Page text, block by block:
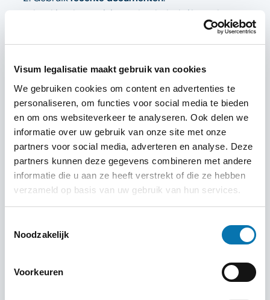
Visum legalisatie maakt gebruik van cookies
We gebruiken cookies om content en advertenties te
personaliseren, om functies voor social media te bieden
en om ons websiteverkeer te analyseren. Ook delen we
informatie over uw gebruik van onze site met onze
partners voor social media, adverteren en analyse. Deze
partners kunnen deze gegevens combineren met andere
informatie die u aan ze heeft verstrekt of die ze hebben
verzameld op basis van uw gebruik van hun services.
Noodzakelijk
Voorkeuren
boekingsbevestigingen, bankafschriften of
verzekeringsbewijzen mogen niet ouder zijn dan 30
dagen.
meerdere platformen tegelijk aan, dat kan zorgen
voor afwijzing.
Planruim van tevoren: vraag je visum minimaal 2
weken voor vertrek aan, meer bij non-immigrant
types.
Wees
nauwkeurig
: elke fout (zoals verkeerde
datums of spelfouten) kan leiden tot vertraging of
afwijzing.
Wat je moet weten over het e-visum